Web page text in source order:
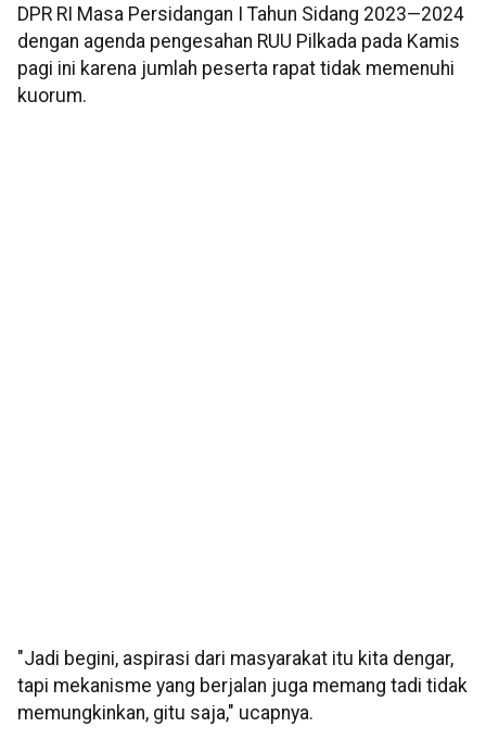
DPR RI Masa Persidangan I Tahun Sidang 2023—2024
dengan agenda pengesahan RUU Pilkada pada Kamis
pagi ini karena jumlah peserta rapat tidak memenuhi
kuorum.
"Jadi begini, aspirasi dari masyarakat itu kita dengar,
tapi mekanisme yang berjalan juga memang tadi tidak
memungkinkan, gitu saja," ucapnya.